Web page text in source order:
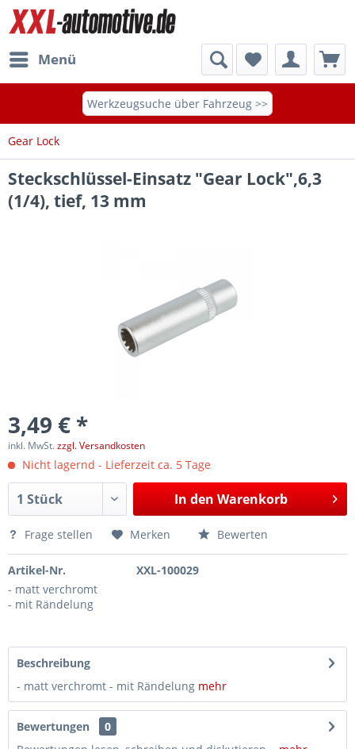
Menü
Werkzeugsuche über Fahrzeug >>
Gear Lock
Steckschlüssel-Einsatz "Gear Lock",6,3
(1/4), tief, 13 mm
3,49 € *
inkl. MwSt.zzgl. Versandkosten
Nicht lagernd - Lieferzeit ca. 5 Tage
In den Warenkorb
Frage stellen Merken Bewerten
Artikel-Nr.
XXL-100029
- matt verchromt
- mit Rändelung
Beschreibung
- matt verchromt - mit Rändelung mehr
Bewertungen
0